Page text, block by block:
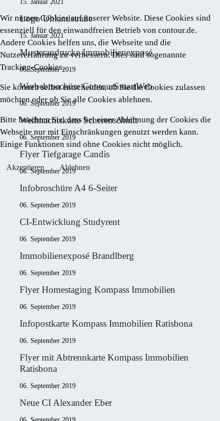
15. Januar 2021
Logo Uhlandstraße
15. Januar 2021
Musterandrucke Immobilienexposé
06. September 2019
Werbebroschüre ContourSmartWeb
06. September 2019
Weihnachtskarte Scherenschnitt
06. September 2019
Flyer Tiefgarage Candis
06. September 2019
Infobroschüre A4 6-Seiter
06. September 2019
CI-Entwicklung Studyrent
06. September 2019
Immobilienexposé Brandlberg
06. September 2019
Flyer Homestaging Kompass Immobilien
06. September 2019
Infopostkarte Kompass Immobilien Ratisbona
06. September 2019
Flyer mit Abtrennkarte Kompass Immobilien
Ratisbona
06. September 2019
Neue CI Alexander Eber
Wir nutzen Cookies auf unserer Website. Diese Cookies sind
essenziell für den einwandfreien Betrieb von contour.de.
Andere Cookies helfen uns, die Webseite und die
Nutzererfahrung zu verbessern. Dies sind sogenannte
Tracking-Cookies.
Sie können selbst entscheiden, ob Sie die Cookies zulassen
möchten oder ob Sie alle Cookies ablehnen.
Bitte beachten Sie, dass bei einer Ablehnung der Cookies die
Webseite nur mit Einschränkungen genutzt werden kann.
Einige Funktionen sind ohne Cookies nicht möglich.
Akzeptieren Ablehnen